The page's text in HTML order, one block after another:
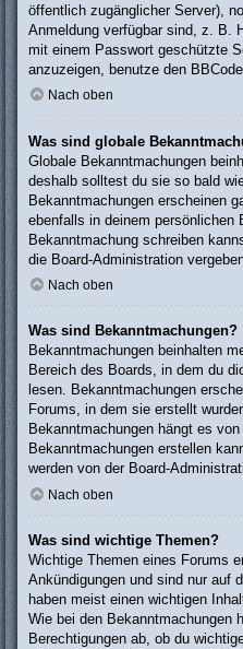
öffentlich zugänglicher Server),
Anmeldung verfügbar sind, z. B.
mit einem Passwort geschützte
anzuzeigen, benutze den
Nach oben
Was sind globale
Globale Bekanntmachungen
deshalb solltest du sie so bald
Bekanntmachungen erscheinen
ebenfalls in deinem persönlichen
Bekanntmachung schreiben
die Board-Administration
Nach oben
Was sind Bekanntmachungen?
Bekanntmachungen beinhalten
Bereich des Boards, in dem du
lesen. Bekanntmachungen
Forums, in dem sie erstellt
Bekanntmachungen hängt es
Bekanntmachungen erstellen
werden von der Board-
Nach oben
Was sind wichtige Themen?
Wichtige Themen eines Forums
Ankündigungen und sind nur auf
haben meist einen wichtigen
Wie bei den Bekanntmachungen
Berechtigungen ab, ob du